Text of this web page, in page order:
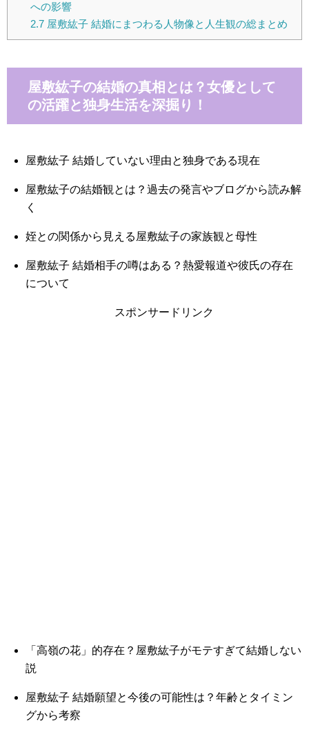
への影響
2.7屋敷紘子 結婚にまつわる人物像と人生観の総まとめ
屋敷紘子の結婚の真相とは？女優として
の活躍と独身生活を深掘り！
屋敷紘子 結婚していない理由と独身である現在
屋敷紘子の結婚観とは？過去の発言やブログから読み解
く
姪との関係から見える屋敷紘子の家族観と母性
屋敷紘子 結婚相手の噂はある？熱愛報道や彼氏の存在
について
スポンサードリンク
「高嶺の花」的存在？屋敷紘子がモテすぎて結婚しない
説
屋敷紘子 結婚願望と今後の可能性は？年齢とタイミン
グから考察